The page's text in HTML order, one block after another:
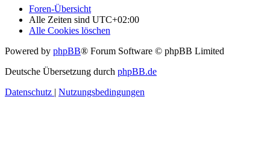
Foren-Übersicht
Alle Zeiten sind UTC+02:00
Alle Cookies löschen
Powered by phpBB® Forum Software © phpBB Limited
Deutsche Übersetzung durch phpBB.de
Datenschutz | Nutzungsbedingungen